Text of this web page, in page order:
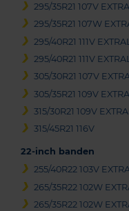
295/35R21 107V
295/35R21 107W
295/40R21 111V
295/40R21 111V
305/30R21 107V
305/35R21 109V
315/30R21 109V
315/45R21 116V
22-inch banden
255/40R22 103V
265/35R22 102W
265/35R22 102W